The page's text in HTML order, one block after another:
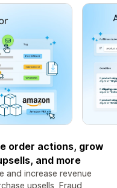
order actions, grow
and more
and increase revenue
upsells, Fraud